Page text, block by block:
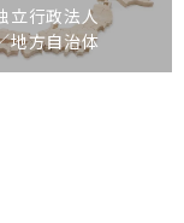
立行政法人
地方自治体